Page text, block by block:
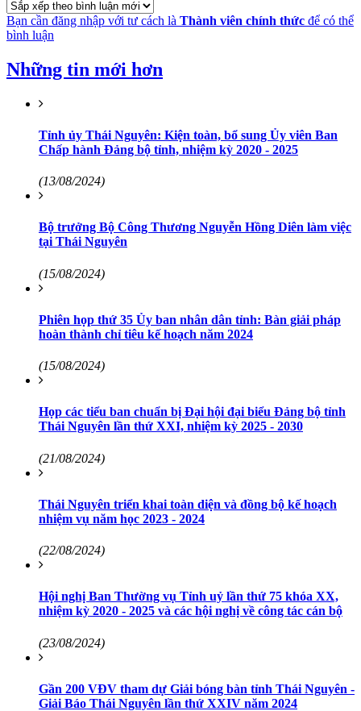
Bạn cần đăng nhập với tư cách là Thành viên chính thức để có thể
bình luận
Những tin mới hơn
Tỉnh ủy Thái Nguyên: Kiện toàn, bổ sung Ủy viên Ban
Chấp hành Đảng bộ tỉnh, nhiệm kỳ 2020 - 2025
(13/08/2024)
Bộ trưởng Bộ Công Thương Nguyễn Hồng Diên làm việc
tại Thái Nguyên
(15/08/2024)
Phiên họp thứ 35 Ủy ban nhân dân tỉnh: Bàn giải pháp
hoàn thành chỉ tiêu kế hoạch năm 2024
(15/08/2024)
Họp các tiểu ban chuẩn bị Đại hội đại biểu Đảng bộ tỉnh
Thái Nguyên lần thứ XXI, nhiệm kỳ 2025 - 2030
(21/08/2024)
Thái Nguyên triển khai toàn diện và đồng bộ kế hoạch
nhiệm vụ năm học 2023 - 2024
(22/08/2024)
Hội nghị Ban Thường vụ Tỉnh uỷ lần thứ 75 khóa XX,
nhiệm kỳ 2020 - 2025 và các hội nghị về công tác cán bộ
(23/08/2024)
Gần 200 VĐV tham dự Giải bóng bàn tỉnh Thái Nguyên -
Giải Báo Thái Nguyên lần thứ XXIV năm 2024